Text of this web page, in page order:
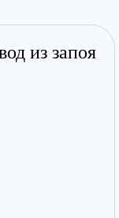
из запоя